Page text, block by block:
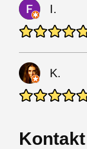
I.
K.
Kontakt